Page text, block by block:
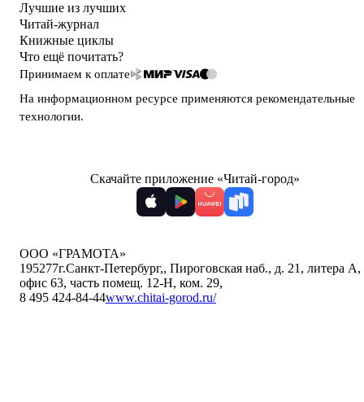
Лучшие из лучших
Читай-журнал
Книжные циклы
Что ещё почитать?
Принимаем к оплате
На информационном ресурсе применяются рекомендательные
технологии.
Скачайте приложение «Читай-город»
ООО «ГРАМОТА»
195277г.Санкт-Петербург,, Пироговская наб., д. 21, литера А,
офис 63, часть помещ. 12-Н, ком. 29,
8 495 424-84-44www.chitai-gorod.ru/